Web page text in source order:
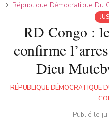
République Démocratique Du
RD Congo :
confirme
Dieu
RÉPUBLIQUE DÉMOCRATIQUE
Publié le